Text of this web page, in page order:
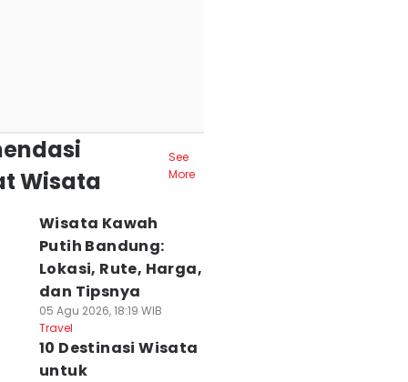
Wisata
See
More
Wisata Kawah
Putih Bandung:
Lokasi, Rute, Harga,
dan Tipsnya
05 Agu 2026, 18:19 WIB
Travel
10 Destinasi Wisata
untuk